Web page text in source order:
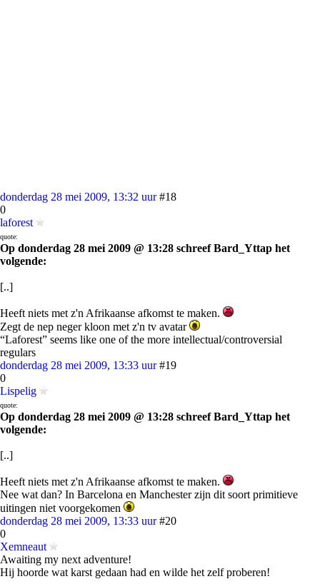
donderdag 28 mei 2009, 13:32 uur #18
0
laforest
quote:
Op donderdag 28 mei 2009 @ 13:28 schreef Bard_Yttap het
volgende:
[..]
Heeft niets met z'n Afrikaanse afkomst te maken.
Zegt de nep neger kloon met z'n tv avatar
“Laforest” seems like one of the more intellectual/controversial
regulars
donderdag 28 mei 2009, 13:33 uur #19
0
Lispelig
quote:
Op donderdag 28 mei 2009 @ 13:28 schreef Bard_Yttap het
volgende:
[..]
Heeft niets met z'n Afrikaanse afkomst te maken.
Nee wat dan? In Barcelona en Manchester zijn dit soort primitieve
uitingen niet voorgekomen
donderdag 28 mei 2009, 13:33 uur #20
0
Xemneaut
Awaiting my next adventure!
Hij hoorde wat karst gedaan had en wilde het zelf proberen!